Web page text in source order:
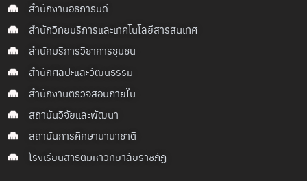
สำนักงานอธิการบดี
สำนักวิทยบริการและเทคโนโลยีสารสนเทศ
สำนักบริการวิชาการชุมชน
สำนักศิลปะและวัฒนธรรม
สำนักงานตรวจสอบภายใน
สถาบันวิจัยและพัฒนา
สถาบันการศึกษานานาชาติ
โรงเรียนสาธิตมหาวิทยาลัยราชภัฏ